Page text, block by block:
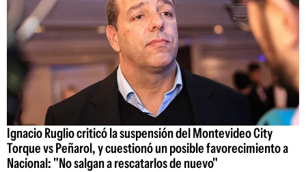
Ignacio Ruglio criticó la suspensión del Montevideo City
Torque vs Peñarol, y cuestionó un posible favorecimiento a
Nacional: "No salgan a rescatarlos de nuevo"